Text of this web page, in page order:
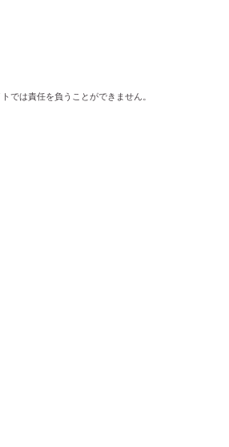
では責任を負うことができません。